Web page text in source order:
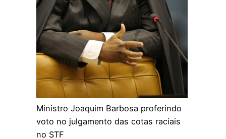
Ministro Joaquim Barbosa proferindo
voto no julgamento das cotas raciais
no STF